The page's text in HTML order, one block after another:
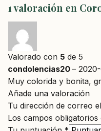
1 valoración en
Valorado con 5 de 5
condolencias20 –
Muy colorida y bonita,
Añade una valoración
Tu dirección de correo
Los campos